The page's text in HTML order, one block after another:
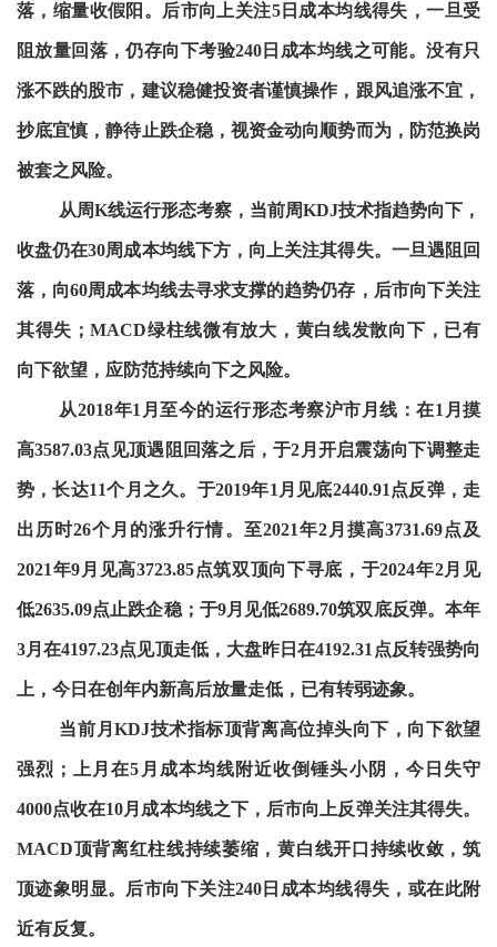
落，缩量收假阳。后市向上关注5日成本均线得失，一旦受
阻放量回落，仍存向下考验240日成本均线之可能。没有只
涨不跌的股市，建议稳健投资者谨慎操作，跟风追涨不宜，
抄底宜慎，静待止跌企稳，视资金动向顺势而为，防范换岗
被套之风险。
从周K线运行形态考察，当前周KDJ技术指趋势向下，
收盘仍在30周成本均线下方，向上关注其得失。一旦遇阻回
落，向60周成本均线去寻求支撑的趋势仍存，后市向下关注
其得失；MACD绿柱线微有放大，黄白线发散向下，已有
向下欲望，应防范持续向下之风险。
从2018年1月至今的运行形态考察沪市月线：在1月摸
高3587.03点见顶遇阻回落之后，于2月开启震荡向下调整走
势，长达11个月之久。于2019年1月见底2440.91点反弹，走
出历时26个月的涨升行情。至2021年2月摸高3731.69点及
2021年9月见高3723.85点筑双顶向下寻底，于2024年2月见
低2635.09点止跌企稳；于9月见低2689.70筑双底反弹。本年
3月在4197.23点见顶走低，大盘昨日在4192.31点反转强势向
上，今日在创年内新高后放量走低，已有转弱迹象。
当前月KDJ技术指标顶背离高位掉头向下，向下欲望
强烈；上月在5月成本均线附近收倒锤头小阴，今日失守
4000点收在10月成本均线之下，后市向上反弹关注其得失。
MACD顶背离红柱线持续萎缩，黄白线开口持续收敛，筑
顶迹象明显。后市向下关注240日成本均线得失，或在此附
近有反复。